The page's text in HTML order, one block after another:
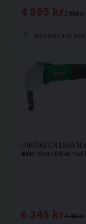
5 994 kr
4 895 kr
Skickas normalt inom 1-
HiKOKI CN16SA
7 788 kr
6 245 kr